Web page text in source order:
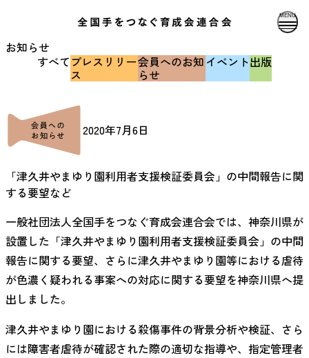
MENU
お知らせ
すべて プレスリリー
ス
会員へのお知
らせ
イベント出版
2020年7月6日
「津久井やまゆり園利用者支援検証委員会」の中間報告に関
する要望など
一般社団法人全国手をつなぐ育成会連合会では、神奈川県が
設置した「津久井やまゆり園利用者支援検証委員会」の中間
報告に関する要望、さらに津久井やまゆり園等における虐待
が色濃く疑われる事案への対応に関する要望を神奈川県へ提
出しました。
津久井やまゆり園における殺傷事件の背景分析や検証、さら
には障害者虐待が確認された際の適切な指導や、指定管理者